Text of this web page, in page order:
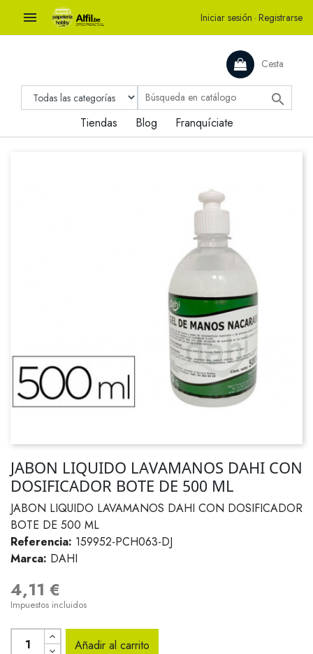
 Iniciar sesión · Registrarse
Cesta

Tiendas Blog Franquíciate
JABON LIQUIDO LAVAMANOS DAHI CON
DOSIFICADOR BOTE DE 500 ML
JABON LIQUIDO LAVAMANOS DAHI CON DOSIFICADOR
BOTE DE 500 ML
Referencia: 159952-PCH063-DJ
Marca: DAHI
4,11 €
Impuestos incluidos
Añadir al carrito